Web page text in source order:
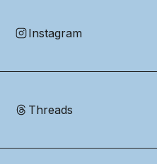
Instagram
Threads